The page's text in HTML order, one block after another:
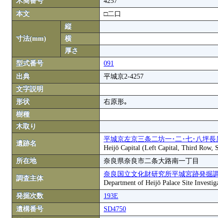
本文
□二口
寸法(mm)
縦
横
厚さ
型式番号
091
出典
平城京2-4257
文字説明
形状
右原形｡
樹種
木取り
遺跡名
平城京左京三条二坊一･二･七･八坪長
Heijō Capital (Left Capital, Third Row,
所在地
奈良県奈良市二条大路南一丁目
調査主体
奈良国立文化財研究所平城宮跡発掘
Department of Heijō Palace Site
発掘次数
193E
遺構番号
SD4750